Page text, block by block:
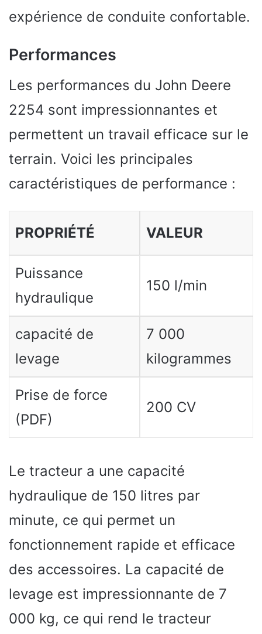
expérience de conduite confortable.
Performances
Les performances du John Deere
2254 sont impressionnantes et
permettent un travail efficace sur le
terrain. Voici les principales
caractéristiques de performance :
PROPRIÉTÉ VALEUR
Puissance
hydraulique
150 l/min
capacité de
levage
7 000
kilogrammes
Prise de force
(PDF)
200 CV
Le tracteur a une capacité
hydraulique de 150 litres par
minute, ce qui permet un
fonctionnement rapide et efficace
des accessoires. La capacité de
levage est impressionnante de 7
000 kg, ce qui rend le tracteur